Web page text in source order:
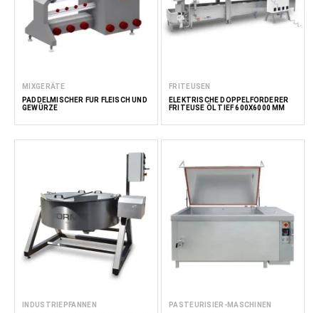
MIXGERÄTE
PADDELMISCHER FÜR FLEISCH UND
GEWÜRZE
FRITEUSEN
ELEKTRISCHE DOPPELFÖRDERER
FRITEUSE ÖL TIEF 600X6000 MM
INDUSTRIEPFANNEN
PASTEURISIER-MASCHINEN